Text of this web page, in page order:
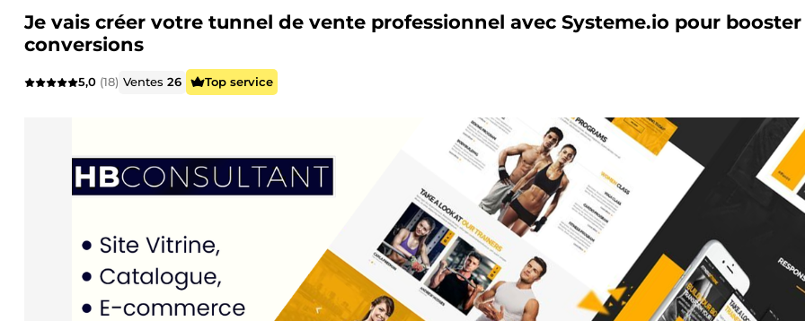
Je vais créer votre tunnel de vente professionnel avec Systeme.io pour booster
conversions
5,0 (18) Ventes26 Top service